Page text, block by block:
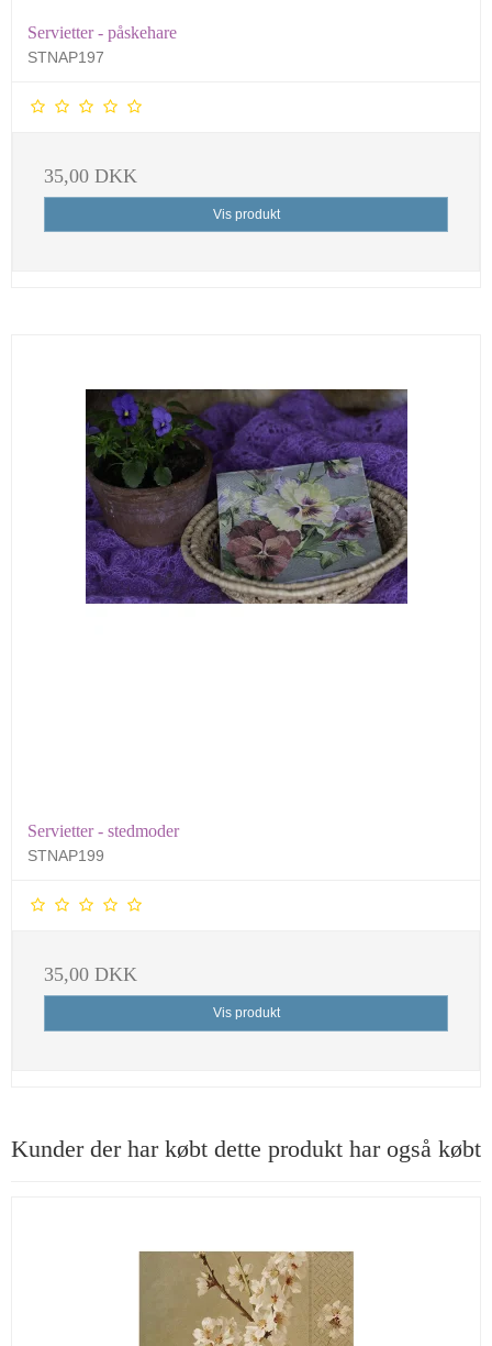
Servietter - påskehare
STNAP197
35,00 DKK
Vis produkt
Servietter - stedmoder
STNAP199
35,00 DKK
Vis produkt
Kunder der har købt dette produkt har også købt